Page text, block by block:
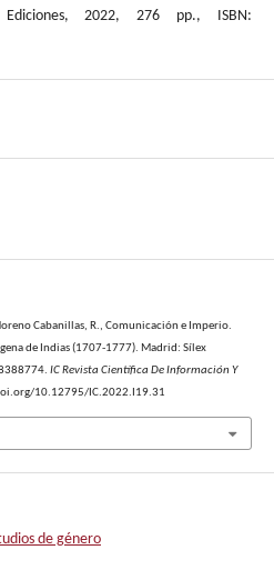
2022, 276 pp., ISBN:
Cabanillas, R., Comunicación e Imperio.
de Indias (1707-1777). Madrid: Sílex
IC Revista Científica De Información Y
10.12795/IC.2022.I19.31
de género